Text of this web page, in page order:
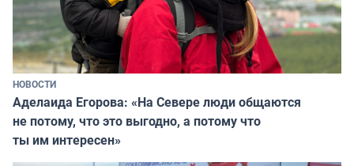
НОВОСТИ
Аделаида Егорова: «На Севере люди общаются
не потому, что это выгодно, а потому что
ты им интересен»